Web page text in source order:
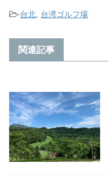
-台北 台湾ゴルフ場
関連記事